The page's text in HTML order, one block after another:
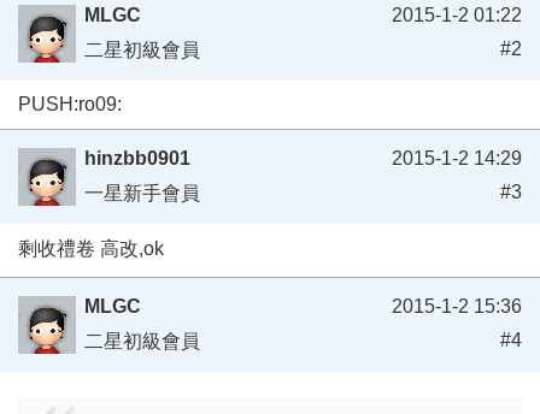
MLGC
二星初級會員
2015-1-2 01:22
#2
PUSH:ro09:
hinzbb0901
一星新手會員
2015-1-2 14:29
#3
剩收禮卷 高改,ok
MLGC
二星初級會員
2015-1-2 15:36
#4